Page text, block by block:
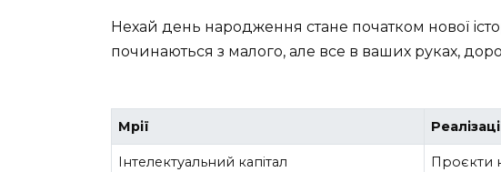
Нехай день народження стане початком нової
починаються з малого, але все в ваших руках,
Мрії
Інтелектуальний капітал Проєкти